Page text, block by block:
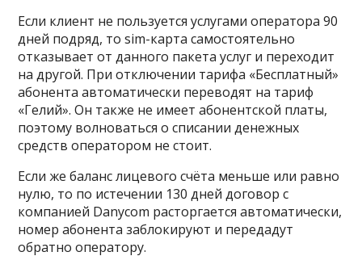
Если клиент не пользуется услугами оператора 90
дней подряд, то sim-карта самостоятельно
отказывает от данного пакета услуг и переходит
на другой. При отключении тарифа «Бесплатный»
абонента автоматически переводят на тариф
«Гелий». Он также не имеет абонентской платы,
поэтому волноваться о списании денежных
средств оператором не стоит.
Если же баланс лицевого счёта меньше или равно
нулю, то по истечении 130 дней договор с
компанией Danycom расторгается автоматически,
номер абонента заблокируют и передадут
обратно оператору.